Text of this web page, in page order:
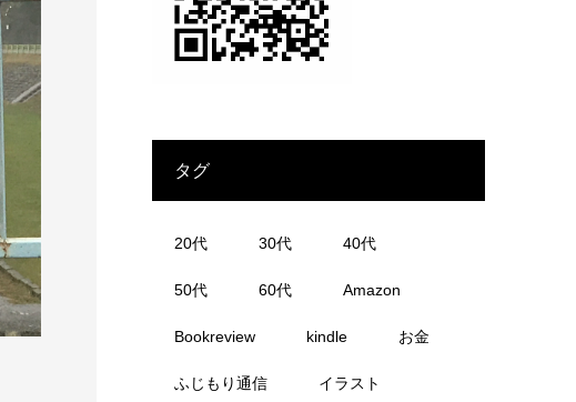
タグ
20代 30代 40代
50代 60代 Amazon
Bookreview kindle お金
ふじもり通信 イラスト